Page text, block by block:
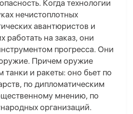
Когда технологии
нечистоплотных
авантюристов и
работать на заказ, они
прогресса. Они
Причем оружие
танки и ракеты: оно бьет по
по дипломатическим
мнению, по
организаций.